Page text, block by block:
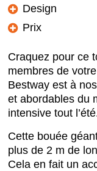
Design
Prix
Craquez pour ce
membres de
Bestway est à
et abordables du
intensive tout
Cette bouée
plus de 2 m de
Cela en fait un